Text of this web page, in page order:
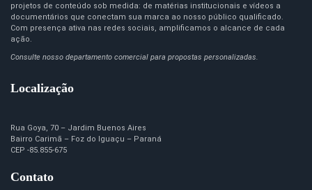
projetos de conteúdo sob medida: de matérias institucionais e vídeos a
documentários que conectam sua marca ao nosso público qualificado.
Com presença ativa nas redes sociais, amplificamos o alcance de cada
ação.
Consulte nosso departamento comercial para propostas personalizadas.
Localização
Rua Goya, 70 – Jardim Buenos Aires
Bairro Carimã – Foz do Iguaçu – Paraná
CEP -85.855-675
Contato